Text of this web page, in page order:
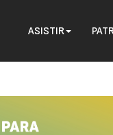
ASISTIR